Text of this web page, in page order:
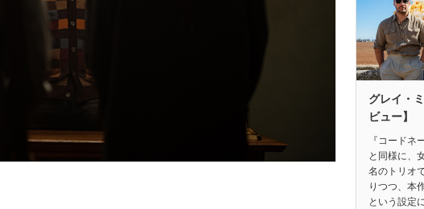
グレイ・
ビュー】
『コードネ
と同様に、
名のトリオ
りつつ、本
という設定